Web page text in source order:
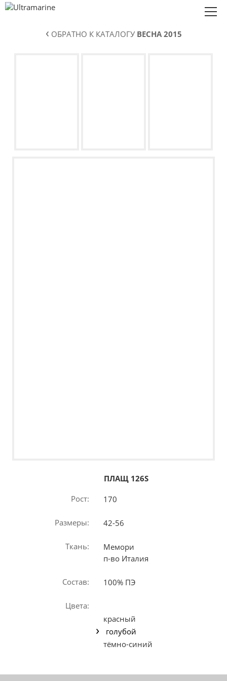
Коллекции
‹ ОБРАТНО К КАТАЛОГУ ВЕСНА 2015
ПЛАЩ 126S
Рост:
170
Размеры: 42-56
Ткань:
Мемори
п-во Италия
Состав: 100% ПЭ
Цвета:
красный
голубой
тёмно-синий